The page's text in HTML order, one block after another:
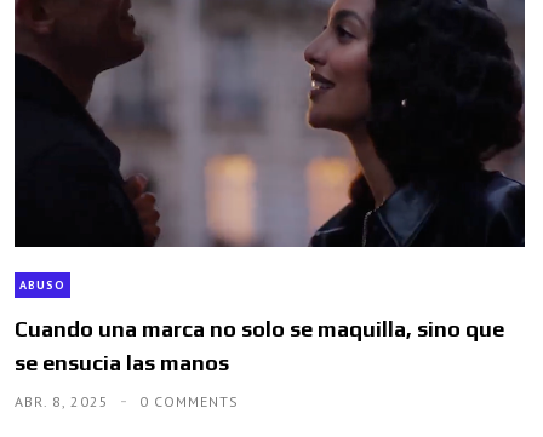
ABUSO
Cuando una marca no solo se maquilla, sino que
se ensucia las manos
ABR. 8, 2025 0 COMMENTS